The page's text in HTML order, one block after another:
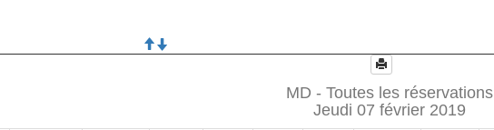
MD - Toutes les réservations
Jeudi 07 février 2019